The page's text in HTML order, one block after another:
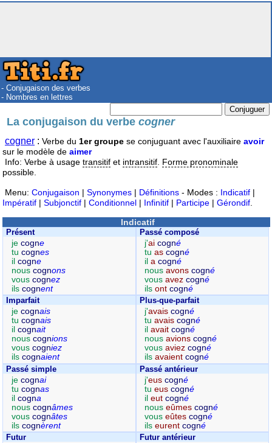
- Conjugaison des verbes
- Nombres en lettres
La conjugaison du verbecogner
cogner : Verbe du 1er groupe se conjuguant avec l'auxiliaire avoir
sur le modèle de aimer
Info: Verbe à usage transitif et intransitif Forme pronominale
possible.
Menu: Conjugaison | Synonymes | Définitions - Modes : Indicatif |
Impératif | Subjonctif | Conditionnel | Infinitif | Participe | Gérondif
Indicatif
Présent
je cogne
tu cognes
il cogne
nous cognons
vous cognez
ils cognent
Passé composé
j'ai cogné
tuas cogné
ila cogné
nousavons cogné
vousavez cogné
ilsont cogné
Imparfait
je cognais
tu cognais
il cognait
nous cognions
vous cogniez
ils cognaient
Plus-que-parfait
j'avais cogné
tuavais cogné
ilavait cogné
nousavions cogné
vousaviez cogné
ilsavaient cogné
Passé simple
je cognai
tu cognas
il cogna
nous cognâmes
vous cognâtes
ils cognèrent
Passé antérieur
j'eus cogné
tueus cogné
ileut cogné
nouseûmes cogné
vouseûtes cogné
ilseurent cogné
Futur
Futur antérieur